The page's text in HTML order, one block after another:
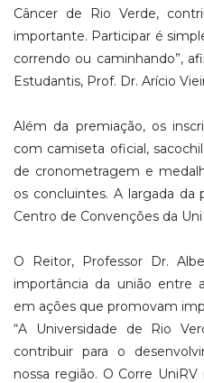
Câncer de Rio Verde,
importante. Participar é
correndo ou caminhando”,
Estudantis, Prof. Dr. Arício
Além da premiação, os
com camiseta oficial,
de cronometragem e
os concluintes. A largada da
Centro de Convenções da
O Reitor, Professor Dr.
importância da união entre
em ações que promovam
“A Universidade de Rio
contribuir para o
nossa região. O Corre